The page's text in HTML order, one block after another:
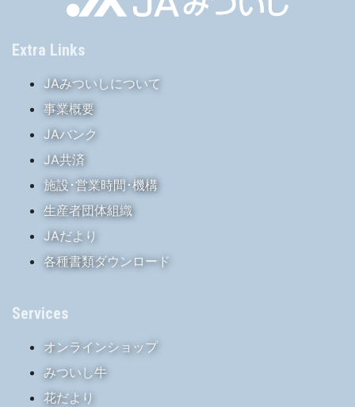
Extra Links
JAみついしについて
事業概要
JAバンク
JA共済
施設･営業時間･機構
生産者団体組織
JAだより
各種書類ダウンロード
Services
オンラインショップ
みついし牛
花だより